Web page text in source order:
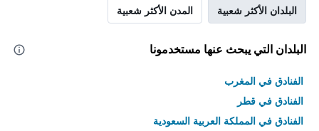
البلدان الأكثر شعبية المدن الأكثر شعبية
البلدان التي يبحث عنها مستخدمونا
الفنادق في المغرب
الفنادق في قطر
الفنادق في المملكة العربية السعودية